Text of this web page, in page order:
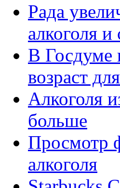
Рада
алкоголя и
В Госдуме
возраст
Алкоголя
больше
Просмотр
алкоголя